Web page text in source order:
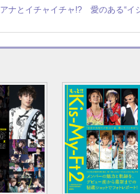
ナとイチャイチャ!? 愛のある“イ